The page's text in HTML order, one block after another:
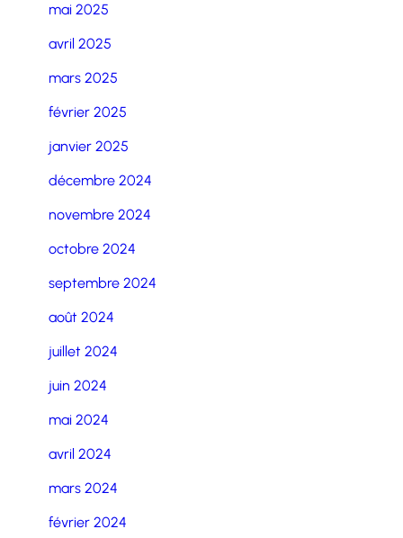
mai 2025
avril 2025
mars 2025
février 2025
janvier 2025
décembre 2024
novembre 2024
octobre 2024
septembre 2024
août 2024
juillet 2024
juin 2024
mai 2024
avril 2024
mars 2024
février 2024